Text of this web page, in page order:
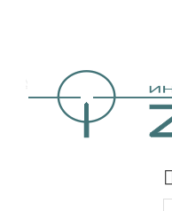
материалам